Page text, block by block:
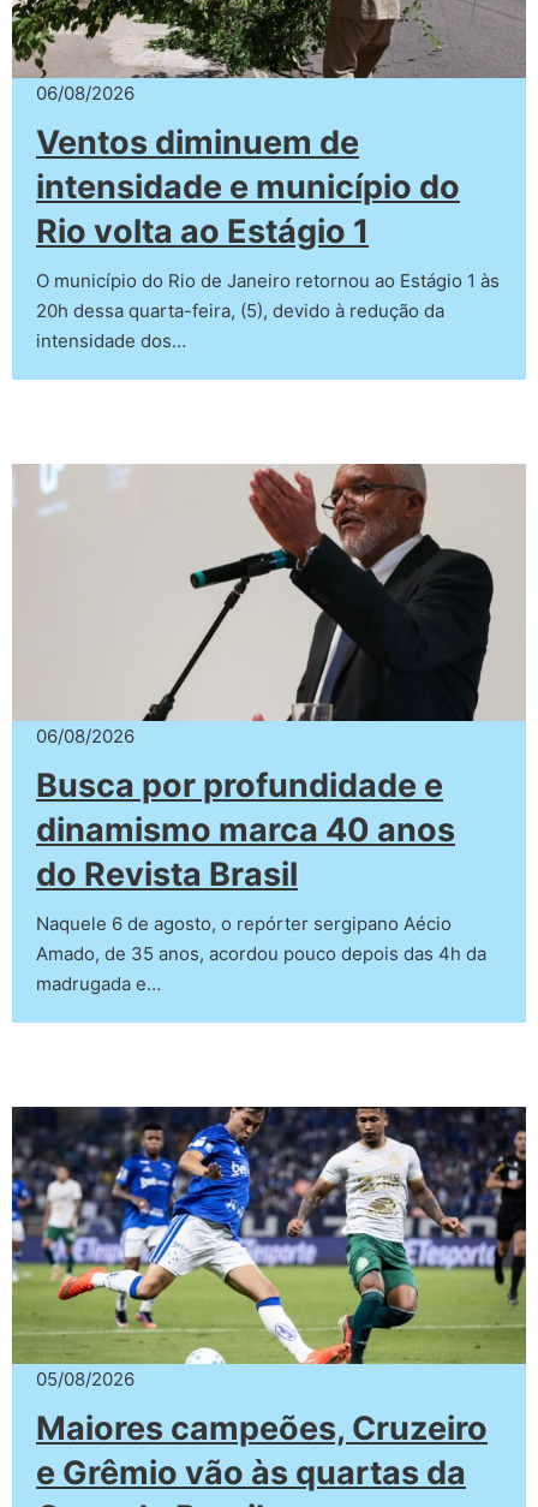
06/08/2026
Ventos diminuem de
intensidade e município do
Rio volta ao Estágio 1
O município do Rio de Janeiro retornou ao Estágio 1 às
20h dessa quarta-feira, (5), devido à redução da
intensidade dos…
06/08/2026
Busca por profundidade e
dinamismo marca 40 anos
do Revista Brasil
Naquele 6 de agosto, o repórter sergipano Aécio
Amado, de 35 anos, acordou pouco depois das 4h da
madrugada e…
05/08/2026
Maiores campeões, Cruzeiro
e Grêmio vão às quartas da